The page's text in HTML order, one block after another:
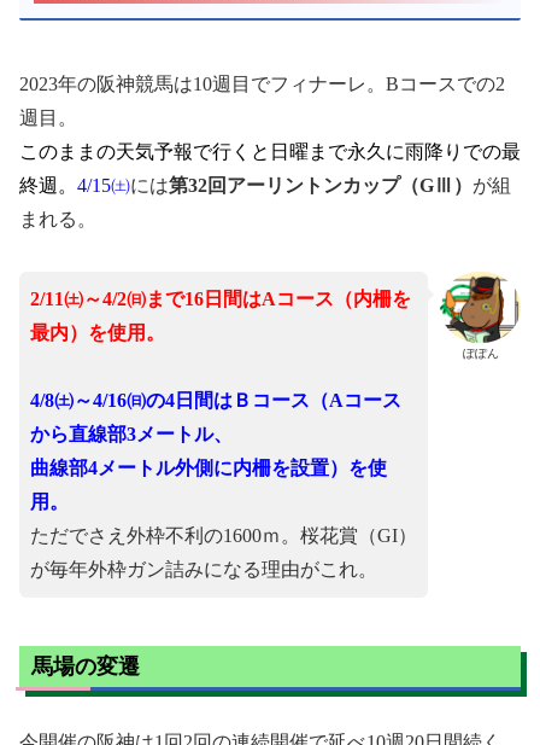
2023年の阪神競馬は10週目でフィナーレ。Bコースでの2
週目。
このままの天気予報で行くと日曜まで永久に雨降りでの最
終週。 4/15㈯には第32回アーリントンカップ（GⅢ） が組
まれる。
ぽぽん
2/11㈯～4/2㈰まで16日間はAコース（内柵を
最内）を使用。
4/8㈯～4/16㈰の4日間はＢコース（Aコース
から直線部3メートル、
曲線部4メートル外側に内柵を設置）を使
用。
ただでさえ外枠不利の1600ｍ。桜花賞（GI）
が毎年外枠ガン詰みになる理由がこれ。
馬場の変遷